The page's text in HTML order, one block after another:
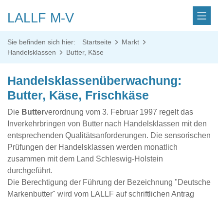
LALLF M-V
Sie befinden sich hier: Startseite
Markt
Handelsklassen
Butter, Käse
Handelsklassenüberwachung:
Butter, Käse, Frischkäse
Die Butterverordnung vom 3. Februar 1997 regelt das
Inverkehrbringen von Butter nach Handelsklassen mit den
entsprechenden Qualitätsanforderungen. Die sensorischen
Prüfungen der Handelsklassen werden monatlich
zusammen mit dem Land Schleswig-Holstein
durchgeführt.
Die Berechtigung der Führung der Bezeichnung "Deutsche
Markenbutter" wird vom LALLF auf schriftlichen Antrag